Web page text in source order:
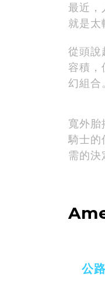
最近，
就是太
從頭說
容積，
幻組合
寬外胎
騎士的
需的決
公